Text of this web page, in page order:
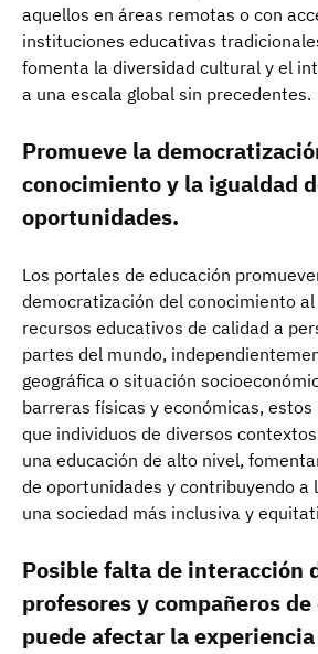
aquellos en áreas remotas o con
instituciones educativas
fomenta la diversidad cultural y el
a una escala global sin precedentes.
Promueve la
conocimiento y la igualdad
oportunidades.
Los portales de educación
democratización del conocimiento
recursos educativos de calidad a
partes del mundo,
geográfica o situación
barreras físicas y económicas,
que individuos de diversos
una educación de alto nivel,
de oportunidades y contribuyendo a
una sociedad más inclusiva y
Posible falta de interacción
profesores y compañeros
puede afectar la